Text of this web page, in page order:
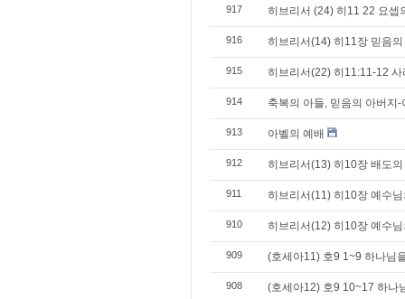
917 히브리서 (24) 히11 22 요셉
916 히브리서(14) 히11장 믿음
915 히브리서(22) 히11:11-12
914 축복의 아들, 믿음의 아버지
913 아벨의 예배
912 히브리서(13) 히10장 배도
911 히브리서(11) 히10장 예수
910 히브리서(12) 히10장 예수
909 (호세아11) 호9 1~9 하나님
908 (호세아12) 호9 10~17 하나